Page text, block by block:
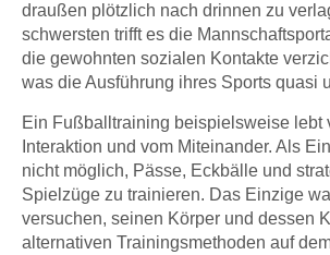
draußen plötzlich nach drinnen zu
schwersten trifft es die
die gewohnten sozialen Kontakte
was die Ausführung ihres Sports quasi
Ein Fußballtraining beispielsweise lebt
Interaktion und vom Miteinander. Als
nicht möglich, Pässe, Eckbälle und
Spielzüge zu trainieren. Das Einzige
versuchen, seinen Körper und dessen
alternativen Trainingsmethoden auf